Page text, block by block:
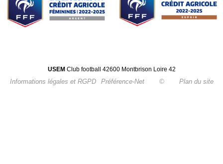
USEM Club football 42600 Montbrison Loire 42
Informations légales et RGPD Préférence-Net © Plan du site